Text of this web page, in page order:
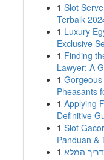
1 Slot
Terbaik
1 Luxury
Exclusive
1 Finding
Lawyer: A
1
Pheasants
1 Applying
Definitive
1 Slot
Panduan &
1 המלא